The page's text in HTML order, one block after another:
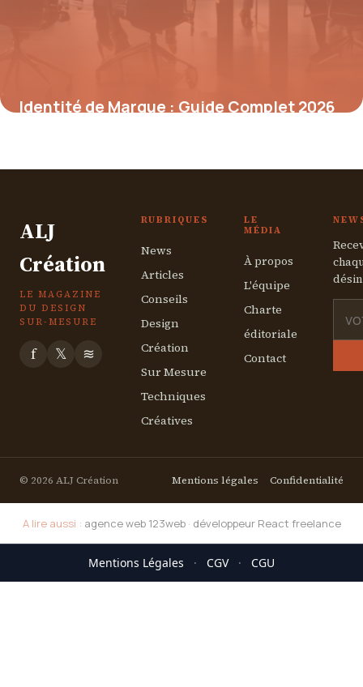
Identité de Marque : Guide Complet 2026
ALJ
Création
LE MAGAZINE
DU DESIGN
SUR-MESURE
f 𝕏 ≋
RUBRIQUES
News
Articles
Conseils
Design
Création
Sur Mesure
Techniques
Créatives
LE
MÉDIA
À propos
L'équipe
Charte
éditoriale
Contact
© 2026 ALJ Création Mentions légales Confidentialité
A lire aussi : agence web 123web· développeur React freelance
Mentions Légales · CGV · CGU